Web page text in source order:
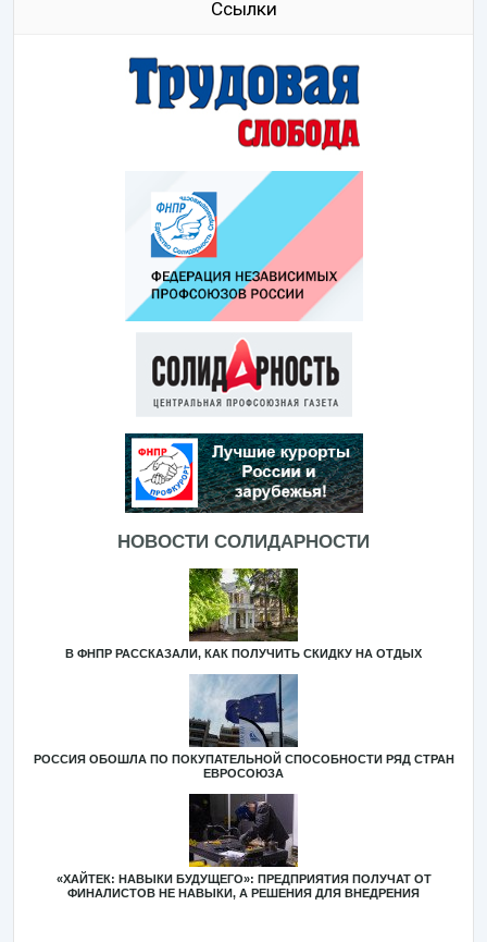
Ссылки
НОВОСТИ СОЛИДАРНОСТИ
В ФНПР РАССКАЗАЛИ, КАК ПОЛУЧИТЬ СКИДКУ НА ОТДЫХ
РОССИЯ ОБОШЛА ПО ПОКУПАТЕЛЬНОЙ СПОСОБНОСТИ РЯД СТРАН
ЕВРОСОЮЗА
«ХАЙТЕК: НАВЫКИ БУДУЩЕГО»: ПРЕДПРИЯТИЯ ПОЛУЧАТ ОТ
ФИНАЛИСТОВ НЕ НАВЫКИ, А РЕШЕНИЯ ДЛЯ ВНЕДРЕНИЯ